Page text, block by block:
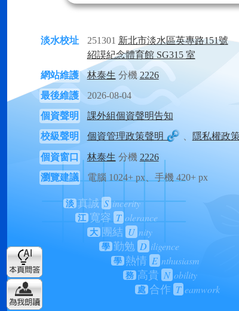
淡水校址 251301 新北市淡水區英專路151號
紹謨紀念體育館 SG315 室
網站維護
林泰生 分機 2226
最後維護
2026-08-04
個資聲明
課外組個資聲明告知
校級聲明
個資管理政策聲明 隱私權政
個資窗口 林泰生 分機 2226
瀏覽建議
電腦 1024+ px、手機 420+ px
淡 真誠 S incerity
江 寬容 T olerance
大 團結 U nity
學 勤勉 D iligence
學 熱情 E nthusiasm
務 高貴 N obility
處 合作 T eamwork